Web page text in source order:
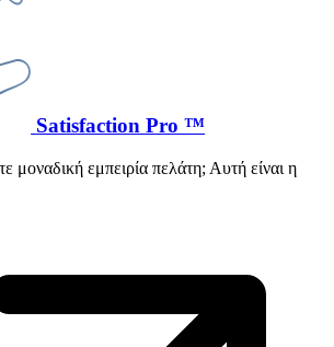
Satisfaction Pro ™
μοναδική εμπειρία πελάτη; Αυτή είναι η